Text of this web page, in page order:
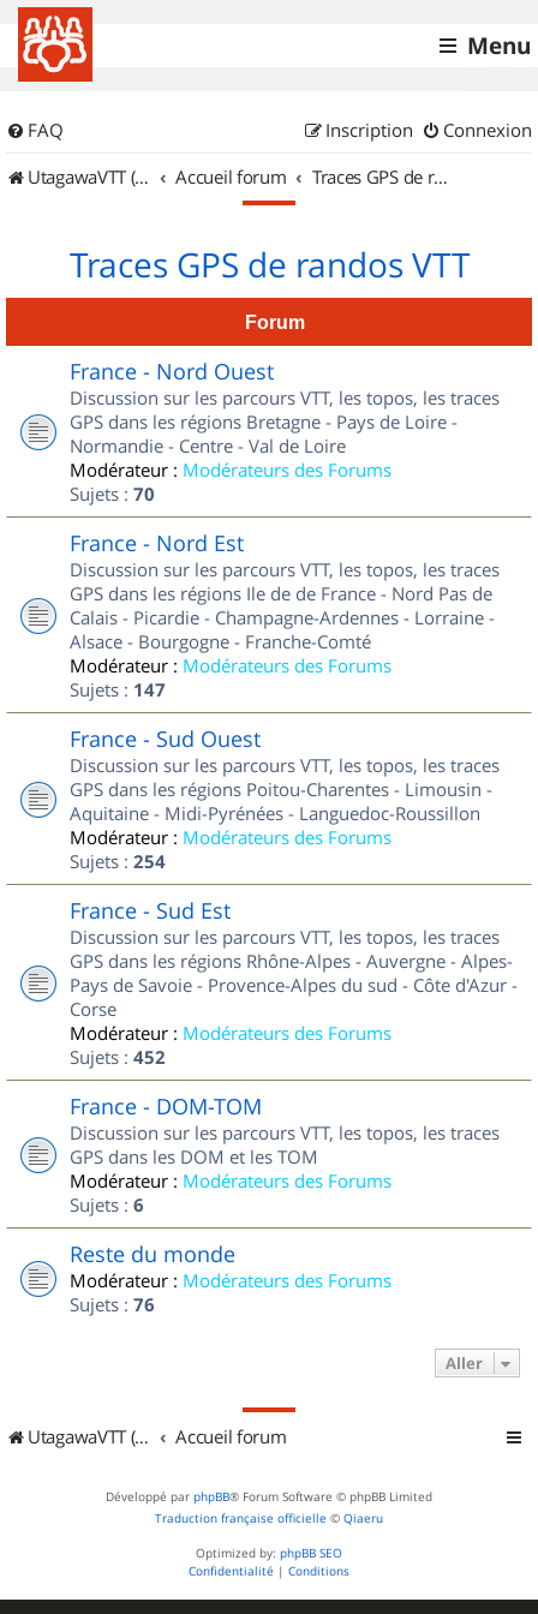
Menu
FAQ Connexion
Inscription
UtagawaVTT (Randos VTT et VTTAE avec traces GPS)
Accueil forum Traces GPS de randos VTT
Traces GPS de randos VTT
Forum
France - Nord Ouest
Discussion sur les parcours VTT, les topos, les traces
GPS dans les régions Bretagne - Pays de Loire -
Normandie - Centre - Val de Loire
Modérateur : Modérateurs des Forums
Sujets : 70
France - Nord Est
Discussion sur les parcours VTT, les topos, les traces
GPS dans les régions Ile de de France - Nord Pas de
Calais - Picardie - Champagne-Ardennes - Lorraine -
Alsace - Bourgogne - Franche-Comté
Modérateur : Modérateurs des Forums
Sujets : 147
France - Sud Ouest
Discussion sur les parcours VTT, les topos, les traces
GPS dans les régions Poitou-Charentes - Limousin -
Aquitaine - Midi-Pyrénées - Languedoc-Roussillon
Modérateur : Modérateurs des Forums
Sujets : 254
France - Sud Est
Discussion sur les parcours VTT, les topos, les traces
GPS dans les régions Rhône-Alpes - Auvergne - Alpes-
Pays de Savoie - Provence-Alpes du sud - Côte d'Azur -
Corse
Modérateur : Modérateurs des Forums
Sujets : 452
France - DOM-TOM
Discussion sur les parcours VTT, les topos, les traces
GPS dans les DOM et les TOM
Modérateur : Modérateurs des Forums
Sujets : 6
Reste du monde
Modérateur : Modérateurs des Forums
Sujets : 76
Aller
UtagawaVTT (Randos VTT et VTTAE avec traces GPS) Accueil forum
Développé par phpBB® Forum Software © phpBB Limited
Traduction française officielle © Qiaeru
Optimized by: phpBB SEO
Confidentialité | Conditions